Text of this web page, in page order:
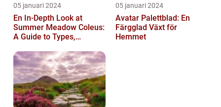
05 januari 2024
En In-Depth Look at
Summer Meadow Coleus:
A Guide to Types,
Historical Signific...
05 januari 2024
Avatar Palettblad: En
Färgglad Växt för
Hemmet